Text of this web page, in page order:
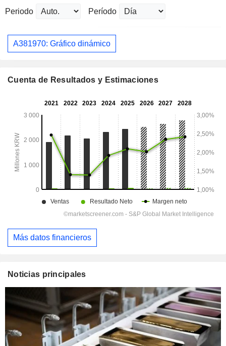
Periodo Período
A381970: Gráfico dinámico
Cuenta de Resultados y Estimaciones
Más datos financieros
Noticias principales